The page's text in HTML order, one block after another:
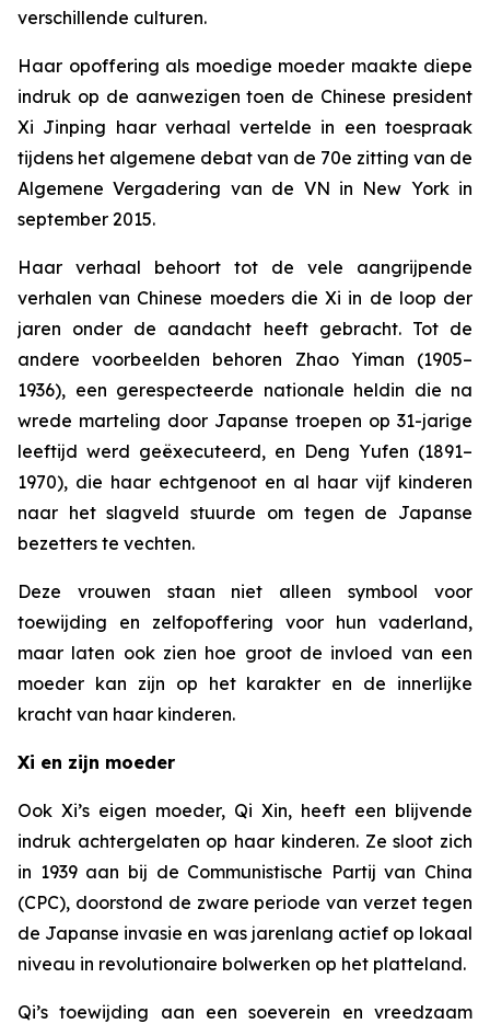
verschillende culturen.
Haar opoffering als moedige moeder maakte diepe
indruk op de aanwezigen toen de Chinese president
Xi Jinping haar verhaal vertelde in een toespraak
tijdens het algemene debat van de 70e zitting van de
Algemene Vergadering van de VN in New York in
september 2015.
Haar verhaal behoort tot de vele aangrijpende
verhalen van Chinese moeders die Xi in de loop der
jaren onder de aandacht heeft gebracht. Tot de
andere voorbeelden behoren Zhao Yiman (1905–
1936), een gerespecteerde nationale heldin die na
wrede marteling door Japanse troepen op 31-jarige
leeftijd werd geëxecuteerd, en Deng Yufen (1891–
1970), die haar echtgenoot en al haar vijf kinderen
naar het slagveld stuurde om tegen de Japanse
bezetters te vechten.
Deze vrouwen staan niet alleen symbool voor
toewijding en zelfopoffering voor hun vaderland,
maar laten ook zien hoe groot de invloed van een
moeder kan zijn op het karakter en de innerlijke
kracht van haar kinderen.
Xi en zijn moeder
Ook Xi’s eigen moeder, Qi Xin, heeft een blijvende
indruk achtergelaten op haar kinderen. Ze sloot zich
in 1939 aan bij de Communistische Partij van China
(CPC), doorstond de zware periode van verzet tegen
de Japanse invasie en was jarenlang actief op lokaal
niveau in revolutionaire bolwerken op het platteland.
Qi’s toewijding aan een soeverein en vreedzaam